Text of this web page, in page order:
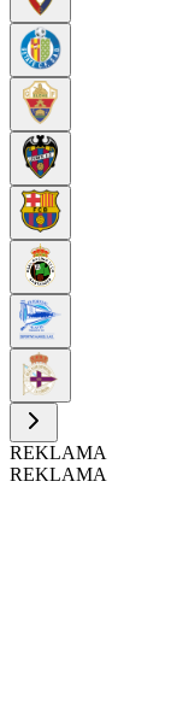
REKLAMA
REKLAMA